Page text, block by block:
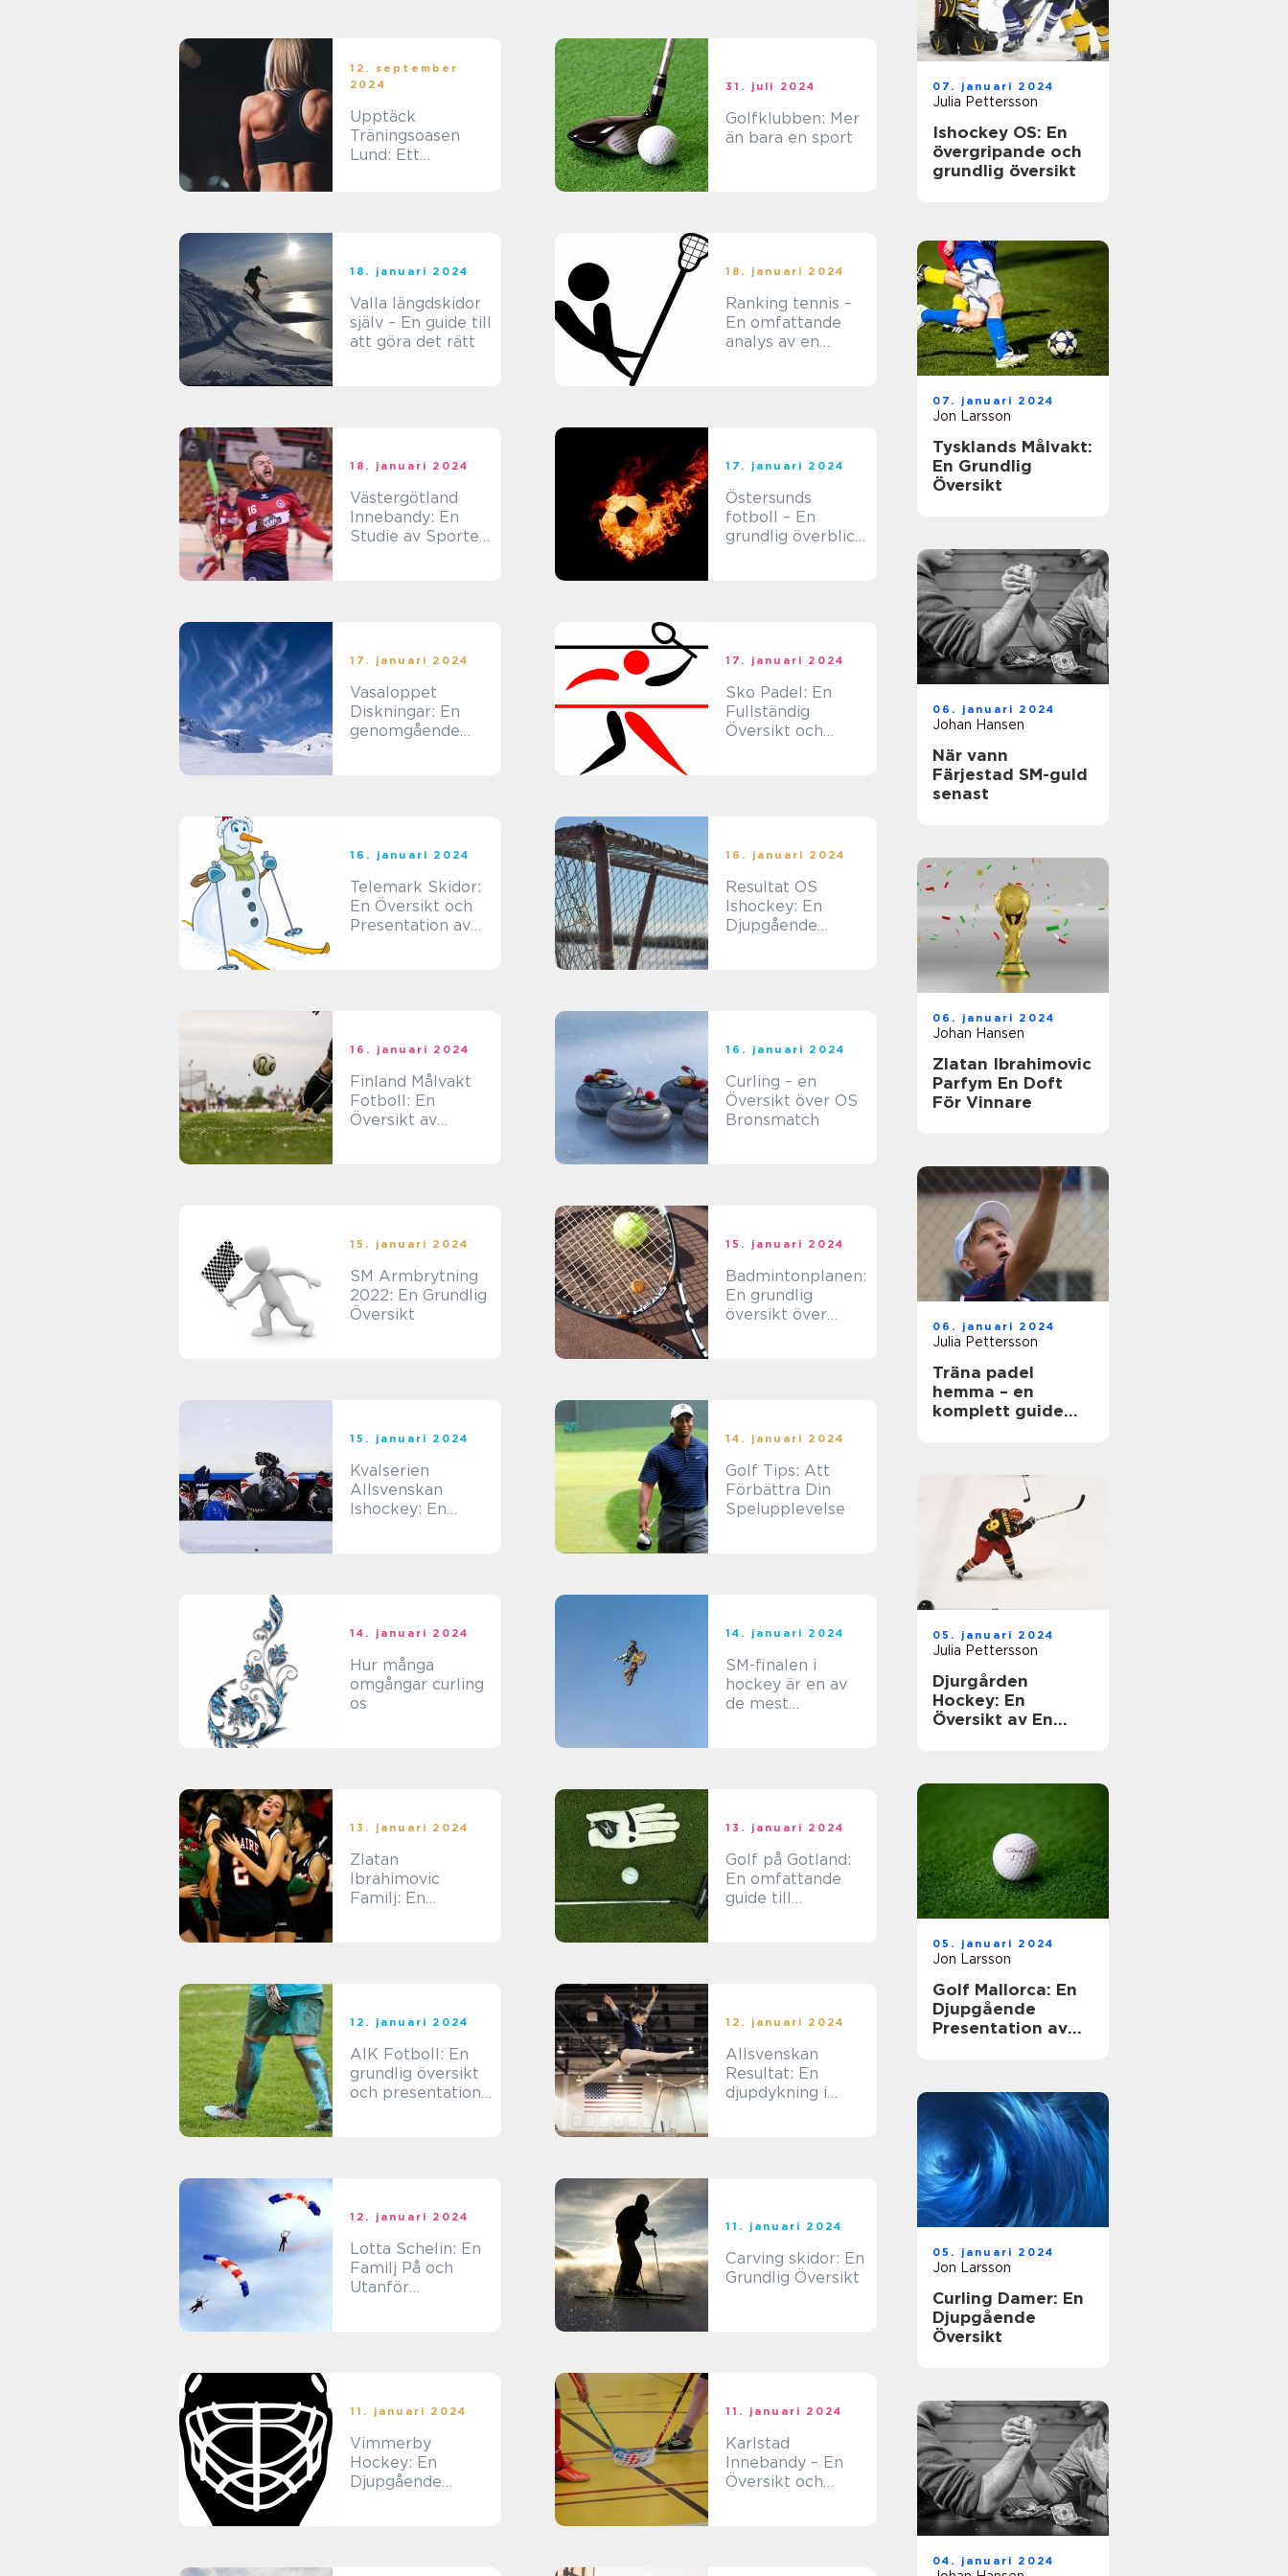
12. september
2024
Upptäck
Träningsoasen
Lund: Ett
31. juli 2024
Golfklubben: Mer
än bara en sport
18. januari 2024
Valla längdskidor
själv – En guide till
att göra det rätt
18. januari 2024
Ranking tennis –
En omfattande
analys av en
18. januari 2024
Västergötland
Innebandy: En
Studie av Sporten
17. januari 2024
Östersunds
fotboll – En
grundlig överblick
17. januari 2024
Vasaloppet
Diskningar: En
genomgående
17. januari 2024
Sko Padel: En
Fullständig
Översikt och
16. januari 2024
Telemark Skidor:
En Översikt och
Presentation av
16. januari 2024
Resultat OS
Ishockey: En
Djupgående
16. januari 2024
Finland Målvakt
Fotboll: En
Översikt av
16. januari 2024
Curling – en
Översikt över OS
Bronsmatch
15. januari 2024
SM Armbrytning
2022: En Grundlig
Översikt
15. januari 2024
Badmintonplanen:
En grundlig
översikt över
15. januari 2024
Kvalserien
Allsvenskan
Ishockey: En
14. januari 2024
Golf Tips: Att
Förbättra Din
Spelupplevelse
14. januari 2024
Hur många
omgångar curling
os
14. januari 2024
SM-finalen i
hockey är en av
de mest
13. januari 2024
Zlatan
Ibrahimovic
Familj: En
13. januari 2024
Golf på Gotland:
En omfattande
guide till
12. januari 2024
AIK Fotboll: En
grundlig översikt
och presentation
12. januari 2024
Allsvenskan
Resultat: En
djupdykning i
12. januari 2024
Lotta Schelin: En
Familj På och
Utanför
11. januari 2024
Carving skidor: En
Grundlig Översikt
11. januari 2024
Vimmerby
Hockey: En
Djupgående
11. januari 2024
Karlstad
Innebandy – En
Översikt och
07. januari 2024
Julia Pettersson
Ishockey OS: En
övergripande och
grundlig översikt
07. januari 2024
Jon Larsson
Tysklands Målvakt:
En Grundlig
Översikt
06. januari 2024
Johan Hansen
När vann
Färjestad SM-guld
senast
06. januari 2024
Johan Hansen
Zlatan Ibrahimovic
Parfym En Doft
För Vinnare
06. januari 2024
Julia Pettersson
Träna padel
hemma – en
komplett guide
05. januari 2024
Julia Pettersson
Djurgården
Hockey: En
Översikt av En
05. januari 2024
Jon Larsson
Golf Mallorca: En
Djupgående
Presentation av
05. januari 2024
Jon Larsson
Curling Damer: En
Djupgående
Översikt
04. januari 2024